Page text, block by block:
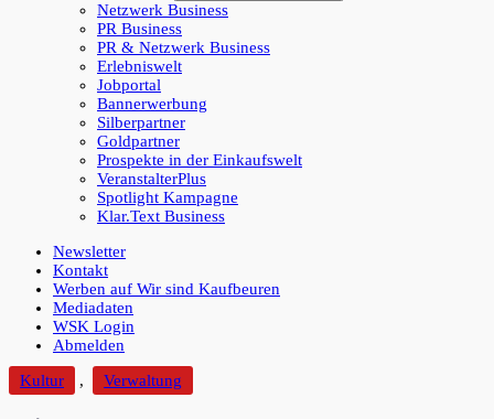
Netzwerk Business
PR Business
PR & Netzwerk Business
Erlebniswelt
Jobportal
Bannerwerbung
Silberpartner
Goldpartner
Prospekte in der Einkaufswelt
VeranstalterPlus
Spotlight Kampagne
Klar.Text Business
Newsletter
Kontakt
Werben auf Wir sind Kaufbeuren
Mediadaten
WSK Login
Abmelden
Kultur
, Verwaltung